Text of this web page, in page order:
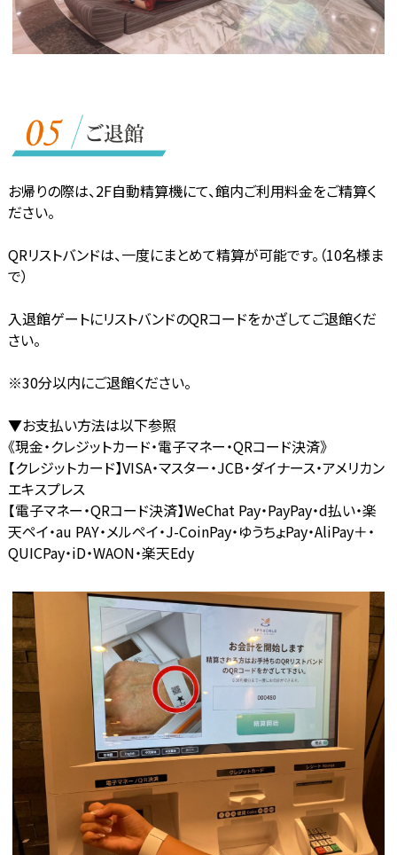
お帰りの際は、2F自動精算機にて、館内ご利用料金をご精算く
ださい。
QRリストバンドは、一度にまとめて精算が可能です。（10名様ま
で）
入退館ゲートにリストバンドのQRコードをかざしてご退館くだ
さい。
※30分以内にご退館ください。
▼お支払い方法は以下参照
《現金・クレジットカード・電子マネー・QRコード決済》
【クレジットカード】VISA・マスター・JCB・ダイナース・アメリカン
エキスプレス
【電子マネー・QRコード決済】WeChat Pay・PayPay・d払い・楽
天ペイ・au PAY・メルペイ・J-CoinPay・ゆうちょPay・AliPay＋・
QUICPay・iD・WAON・楽天Edy